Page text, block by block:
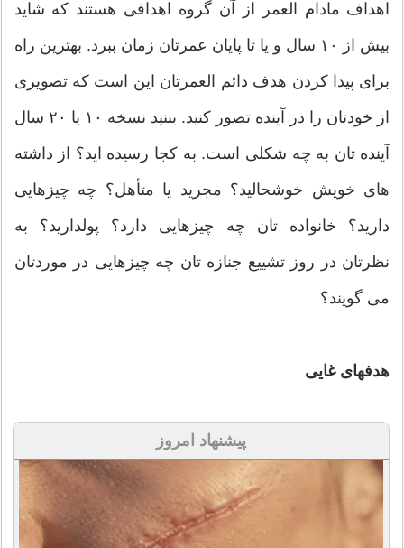
اهداف مادام العمر از آن گروه اهدافی هستند که شاید
بیش از ۱۰ سال و یا تا پایان عمرتان زمان ببرد. بهترین راه
برای پیدا کردن هدف دائم العمرتان این است که تصویری
از خودتان را در آينده تصور کنید. ببنید نسخه ۱۰ یا ۲۰ سال
آينده تان به چه شکلی است. به کجا رسیده اید؟ از داشته
های خویش خوشحالید؟ مجرید یا متأهل؟ چه چیزهایی
دارید؟ خانواده تان چه چیزهایی دارد؟ پولدارید؟ به
نظرتان در روز تشییع جنازه تان چه چیزهایی در موردتان
می گویند؟
هدفهای غایی
پیشنهاد امروز